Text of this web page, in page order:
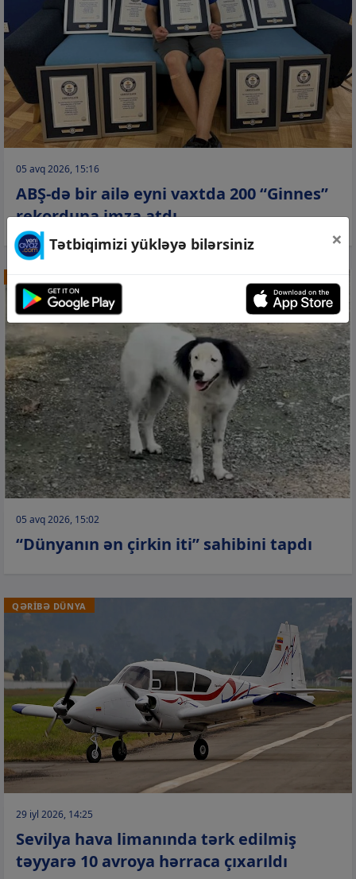
05 avq 2026, 15:16
ABŞ-də bir ailə eyni vaxtda 200 “Ginnes”
rekorduna imza atdı
05 avq 2026, 15:02
“Dünyanın ən çirkin iti” sahibini tapdı
QƏRİBƏ DÜNYA
29 iyl 2026, 14:25
Sevilya hava limanında tərk edilmiş
təyyarə 10 avroya hərraca çıxarıldı
Tətbiqimizi yükləyə bilərsiniz ×